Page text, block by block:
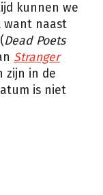
kunnen we
want naast
Dead Poets
Stranger
zijn in de
is niet